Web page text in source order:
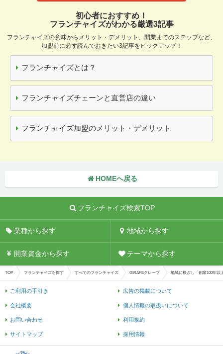
初心者におすすめ！
フランチャイズがわかる厳選3記事
フランチャイズの意味からメリット・デメリット、開業までのステップなど、
加盟前に必ず読んでおきたい3記事をピックアップ！
フランチャイズとは？
フランチャイズチェーンと直営店の違い
フランチャイズ加盟のメリット・デメリット
HOMEへ戻る
フランチャイズ検索TOP
業種から探す 地域から探す
開業資金から探す テーマから探す
TOP フランチャイズを探す すべてのフランチャイズ GIRAFEクレープ 地域に根ざし「創業100年以
ご利用の手引き 広告の掲載について
会社概要 個人情報の取扱いについて
お問い合わせ 利用規約
サイトマップ 採用情報